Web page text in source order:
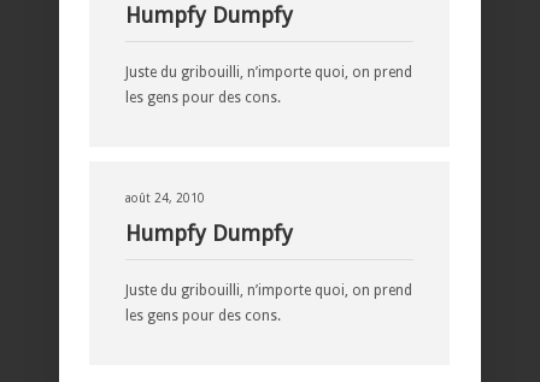
Humpfy Dumpfy
Juste du gribouilli, n’importe quoi, on prend
les gens pour des cons.
août 24, 2010
Humpfy Dumpfy
Juste du gribouilli, n’importe quoi, on prend
les gens pour des cons.